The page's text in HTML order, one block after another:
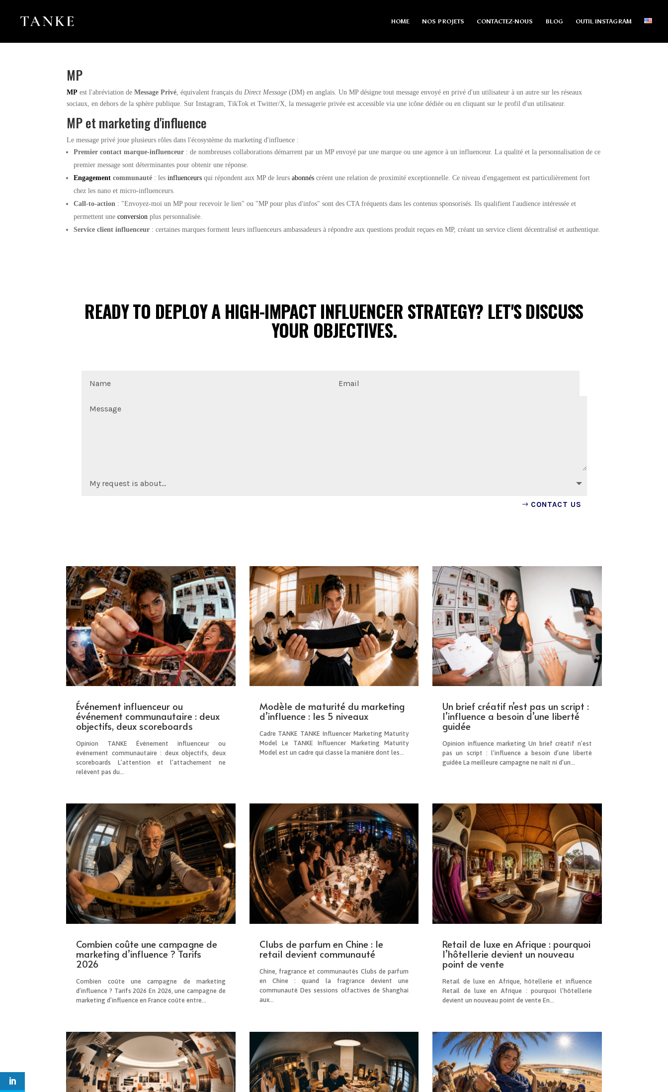
HOME NOS PROJETS CONTACTEZ-NOUS BLOG OUTIL INSTAGRAM
MP
MP est l'abréviation deMessage Privé, équivalent français duDirect Message (DM) en anglais. Un MP désigne tout message envoyé en privé d'un utilisateur à un autre sur les réseaux
sociaux, en dehors de la sphère publique. Sur Instagram, TikTok et Twitter/X, la messagerie privée est accessible via une icône dédiée ou en cliquant sur le profil d'un utilisateur.
MP et marketing d'influence
Le message privé joue plusieurs rôles dans l'écosystème du marketing d'influence :
Premier contact marque-influenceur : de nombreuses collaborations démarrent par un MP envoyé par une marque ou une agence à un influenceur. La qualité et la personnalisation de ce
premier message sont déterminantes pour obtenir une réponse.
Engagement communauté : lesinfluenceurs qui répondent aux MP de leursabonnés créent une relation de proximité exceptionnelle. Ce niveau d'engagement est particulièrement fort
chez les nano et micro-influenceurs.
Call-to-action : "Envoyez-moi un MP pour recevoir le lien" ou "MP pour plus d'infos" sont des CTA fréquents dans les contenus sponsorisés. Ils qualifient l'audience intéressée et
permettent uneconversion plus personnalisée.
Service client influenceur : certaines marques forment leurs influenceurs ambassadeurs à répondre aux questions produit reçues en MP, créant un service client décentralisé et authentique.
READY TO DEPLOY A HIGH-IMPACT INFLUENCER STRATEGY? LET'S DISCUSS
YOUR OBJECTIVES.
CONTACT US
Événement influenceur ou
événement communautaire : deux
objectifs, deux scoreboards
Opinion TANKE Événement influenceur ou
événement communautaire : deux objectifs, deux
scoreboards L’attention et l’attachement ne
relèvent pas du...
Modèle de maturité du marketing
d’influence : les 5 niveaux
Cadre TANKE TANKE Influencer Marketing Maturity
Model Le TANKE Influencer Marketing Maturity
Model est un cadre qui classe la manière dont les...
Un brief créatif n’est pas un script :
l’influence a besoin d’une liberté
guidée
Opinion influence marketing Un brief créatif n’est
pas un script : l’influence a besoin d’une liberté
guidée La meilleure campagne ne naît ni d’un...
Combien coûte une campagne de
marketing d’influence ? Tarifs
2026
Combien coûte une campagne de marketing
d’influence ? Tarifs 2026 En 2026, une campagne de
marketing d’influence en France coûte entre...
Clubs de parfum en Chine : le
retail devient communauté
Chine, fragrance et communautés Clubs de parfum
en Chine : quand la fragrance devient une
communauté Des sessions olfactives de Shanghai
aux...
Retail de luxe en Afrique : pourquoi
l’hôtellerie devient un nouveau
point de vente
Retail de luxe en Afrique, hôtellerie et influence
Retail de luxe en Afrique : pourquoi l’hôtellerie
devient un nouveau point de vente En...